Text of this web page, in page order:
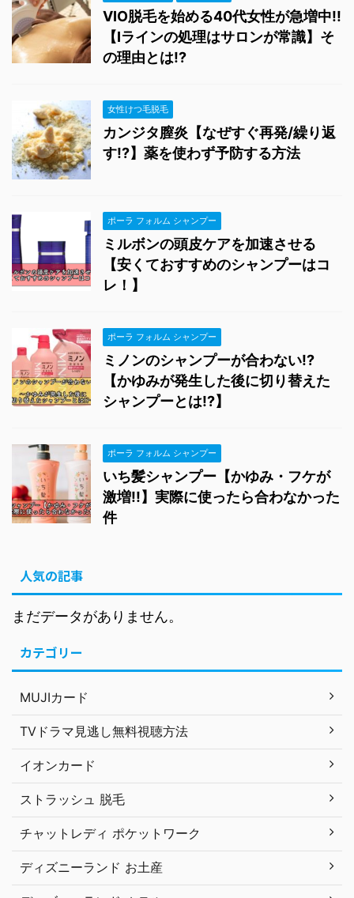
VIO脱毛を始める40代女性が急増中!!
【Iラインの処理はサロンが常識】そ
の理由とは!?
女性けつ毛脱毛
カンジタ膣炎【なぜすぐ再発/繰り返
す!?】薬を使わず予防する方法
ポーラ フォルム シャンプー
ミルボンの頭皮ケアを加速させる
【安くておすすめのシャンプーはコ
レ！】
ポーラ フォルム シャンプー
ミノンのシャンプーが合わない!?
【かゆみが発生した後に切り替えた
シャンプーとは!?】
ポーラ フォルム シャンプー
いち髪シャンプー【かゆみ・フケが
激増!!】実際に使ったら合わなかった
件
人気の記事
まだデータがありません。
カテゴリー
MUJIカード
TVドラマ見逃し無料視聴方法
イオンカード
ストラッシュ 脱毛
チャットレディ ポケットワーク
ディズニーランド お土産